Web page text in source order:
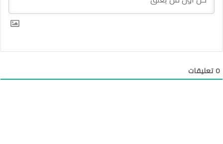
0تعليقات